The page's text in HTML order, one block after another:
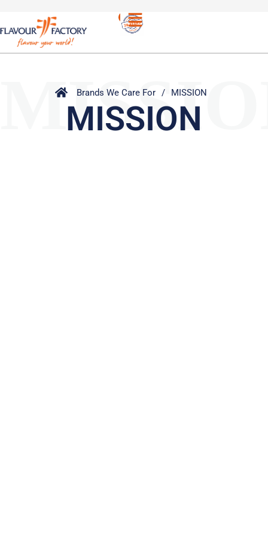
Brands We Care For / MISSION
MISSION